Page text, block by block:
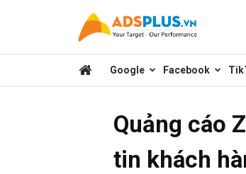
sẻ
Google Facebook
Quảng cáo
tin khách